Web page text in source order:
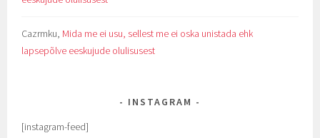
Cazrmku Mida me ei usu, sellest me ei oska unistada ehk
lapsepõlve eeskujude olulisusest
INSTAGRAM
[instagram-feed]